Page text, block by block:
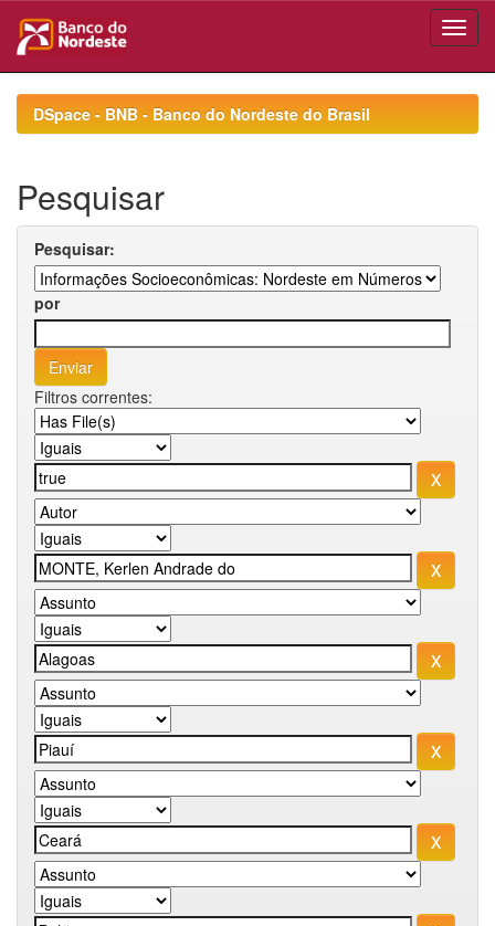
navigationDSpace - BNB - Banco do Nordeste do Brasil
Pesquisar
Pesquisar:
por
Filtros correntes: